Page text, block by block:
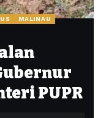
MALINAU
PUPR